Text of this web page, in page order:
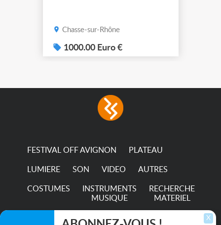
Chasse-sur-Rhône
1000.00 Euro €
FESTIVAL OFF AVIGNON PLATEAU
LUMIERE SON VIDEO AUTRES
COSTUMES
INSTRUMENTS
MUSIQUE
RECHERCHE
MATERIEL
TRANSPORTS X